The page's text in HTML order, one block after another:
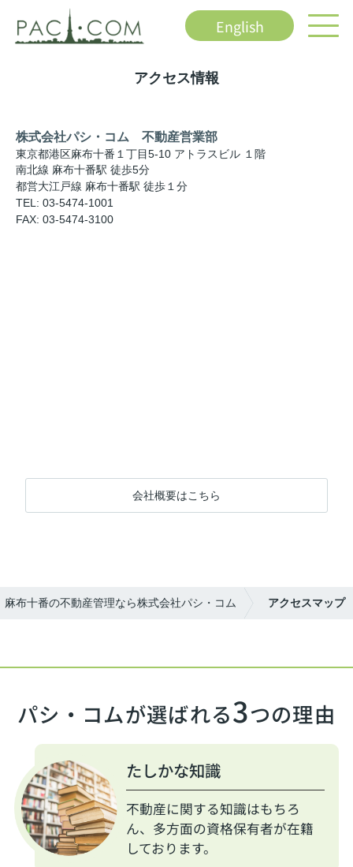
English
アクセス情報
株式会社パシ・コム 不動産営業部
東京都港区麻布十番１丁目5-10 アトラスビル １階
南北線 麻布十番駅 徒歩5分
都営大江戸線 麻布十番駅 徒歩１分
TEL: 03-5474-1001
FAX: 03-5474-3100
会社概要はこちら
麻布十番の不動産管理なら株式会社パシ・コム アクセスマップ
パシ・コムが選ばれる3つの理由
たしかな知識
不動産に関する知識はもちろ
ん、多方面の資格保有者が在籍
しております。